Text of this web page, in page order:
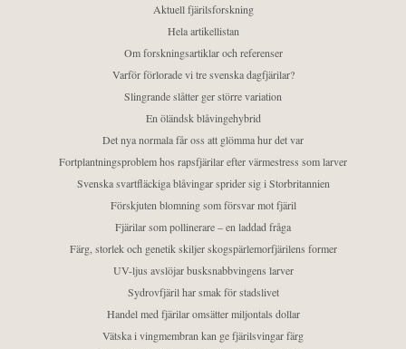
Aktuell fjärilsforskning
Hela artikellistan
Om forskningsartiklar och referenser
Varför förlorade vi tre svenska dagfjärilar?
Slingrande slåtter ger större variation
En öländsk blåvingehybrid
Det nya normala får oss att glömma hur det var
Fortplantningsproblem hos rapsfjärilar efter värmestress som larver
Svenska svartfläckiga blåvingar sprider sig i Storbritannien
Förskjuten blomning som försvar mot fjäril
Fjärilar som pollinerare – en laddad fråga
Färg, storlek och genetik skiljer skogspärlemorfjärilens former
UV-ljus avslöjar busksnabbvingens larver
Sydrovfjäril har smak för stadslivet
Handel med fjärilar omsätter miljontals dollar
Vätska i vingmembran kan ge fjärilsvingar färg